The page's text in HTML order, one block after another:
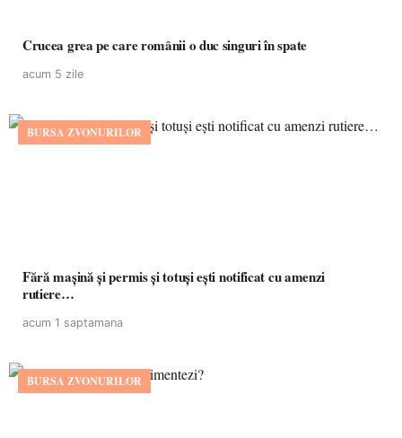
Crucea grea pe care românii o duc singuri în spate
acum 5 zile
BURSA ZVONURILOR
Fără mașină și permis și totuși ești notificat cu amenzi
rutiere…
acum 1 saptamana
BURSA ZVONURILOR